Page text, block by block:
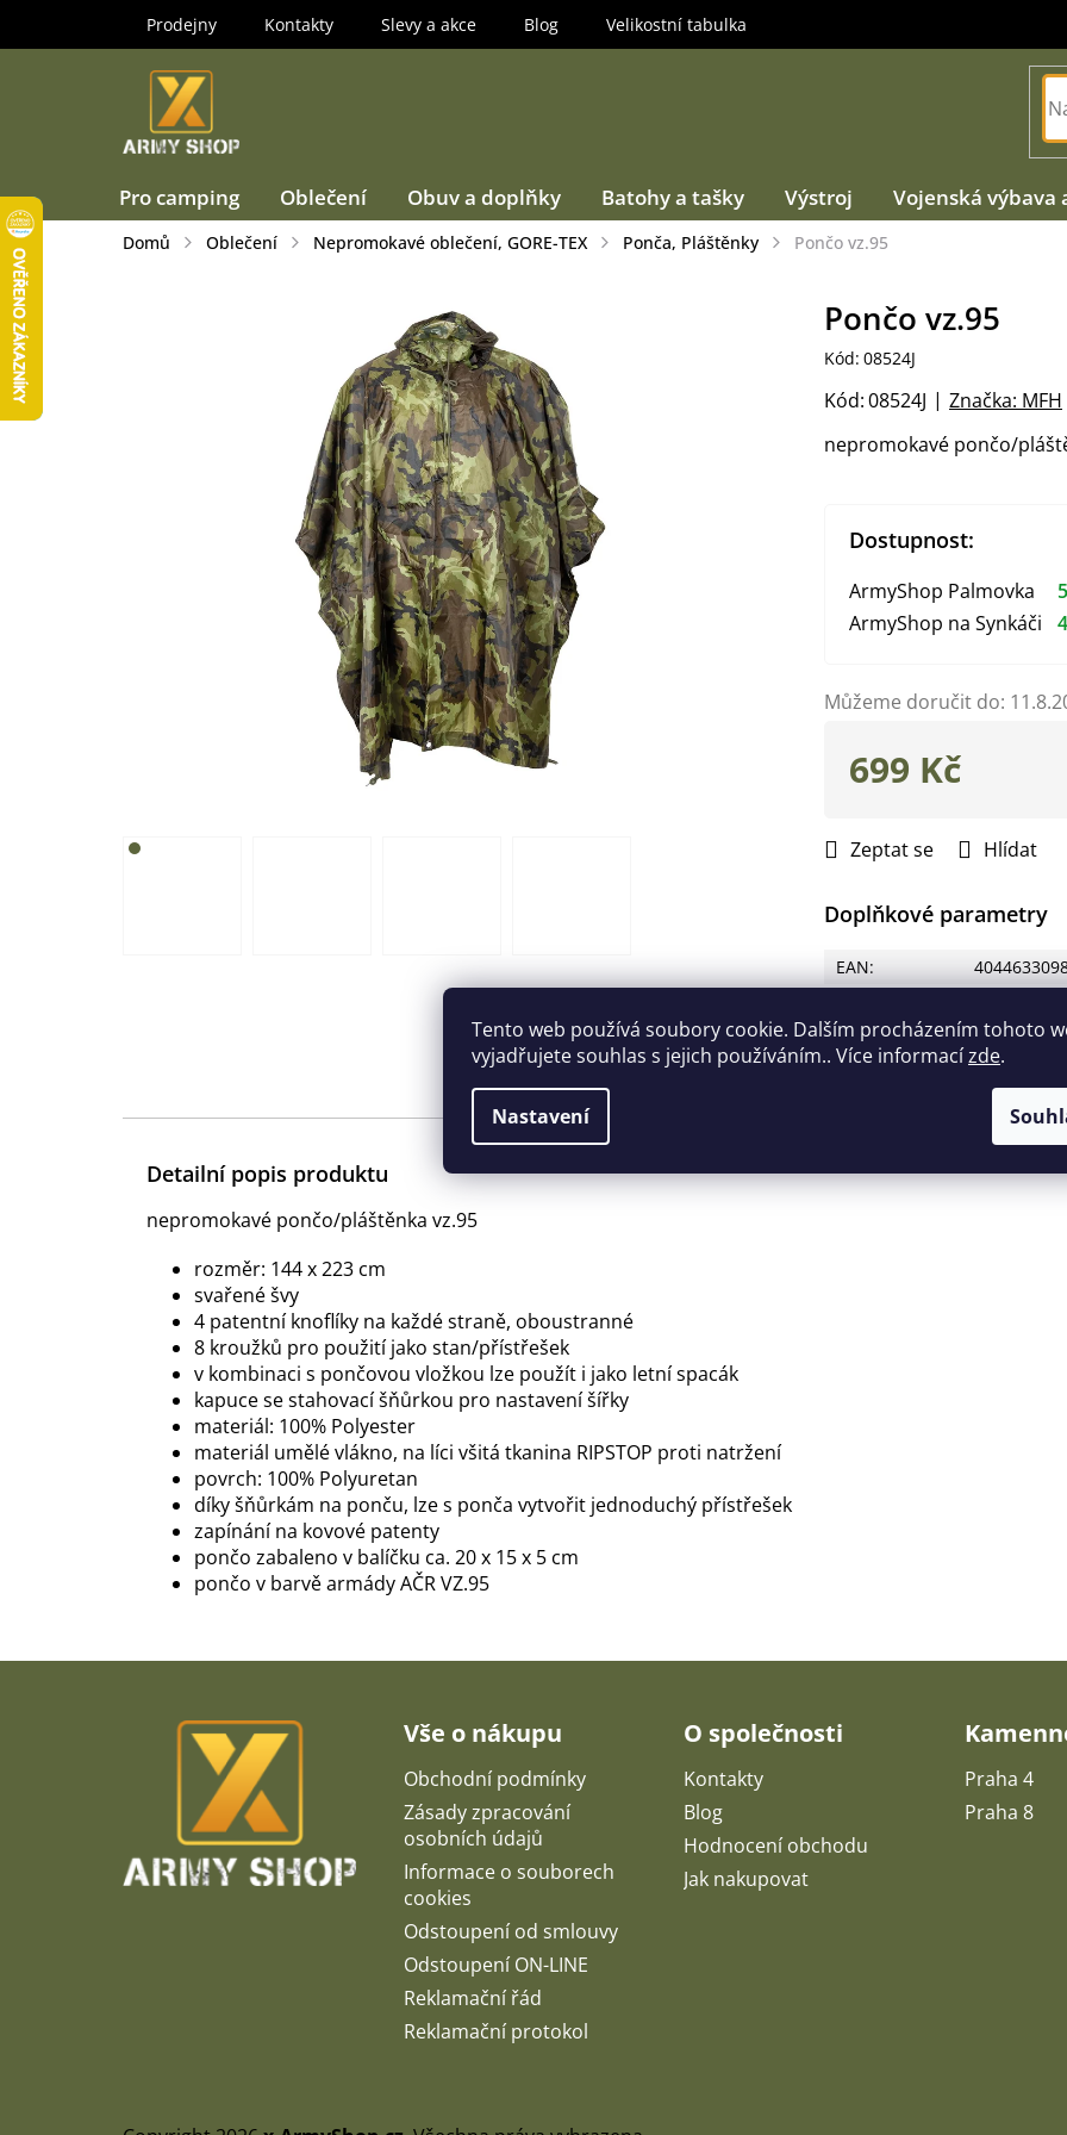
Tento web používá soubory cookie. Dalším procházením tohoto
vyjadřujete souhlas s jejich používáním.. Více informacízde.
Nastavení
Prodejny Kontakty Slevy a akce Blog Velikostní tabulka
Pro camping Oblečení Obuv a doplňky Batohy a tašky Výstroj Vojenská výbava
Domů Oblečení Nepromokavé oblečení, GORE-TEX Ponča, Pláštěnky Pončo vz.95
Můžeme doručit do:
nepromokavé pončo/
Zeptat se Hlídat
Doplňkové parametry
EAN:
Pončo vz.95
Kód: 08524J
Značka: MFH
Kód:08524J
699 Kč
Dostupnost:
ArmyShop Palmovka
ArmyShop na Synkáči
Detailní popis produktu
nepromokavé pončo/pláštěnka vz.95
rozměr: 144 x 223 cm
svařené švy
4 patentní knoflíky na každé straně, oboustranné
8 kroužků pro použití jako stan/přístřešek
v kombinaci s pončovou vložkou lze použít i jako letní spacák
kapuce se stahovací šňůrkou pro nastavení šířky
materiál: 100% Polyester
materiál umělé vlákno, na líci všitá tkanina RIPSTOP proti natržení
povrch: 100% Polyuretan
díky šňůrkám na ponču, lze s ponča vytvořit jednoduchý přístřešek
zapínání na kovové patenty
pončo zabaleno v balíčku ca. 20 x 15 x 5 cm
pončo v barvě armády AČR VZ.95
Z
Vše o nákupu
Obchodní podmínky
Zásady zpracování
osobních údajů
Informace o souborech
cookies
Odstoupení od smlouvy
Odstoupení ON-LINE
Reklamační řád
Reklamační protokol
O společnosti
Kontakty
Blog
Hodnocení obchodu
Jak nakupovat
Praha 4
Praha 8